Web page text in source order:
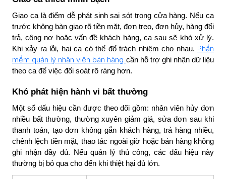
Giao ca là điểm dễ phát sinh sai sót trong cửa hàng. Nếu ca
trước không bàn giao rõ tiền mặt, đơn treo, đơn hủy, hàng đổi
trả, công nợ hoặc vấn đề khách hàng, ca sau sẽ khó xử lý.
Khi xảy ra lỗi, hai ca có thể đổ trách nhiệm cho nhau. Phần
mềm quản lý nhân viên bán hàng cần hỗ trợ ghi nhận dữ liệu
theo ca để việc đối soát rõ ràng hơn.
Khó phát hiện hành vi bất thường
Một số dấu hiệu cần được theo dõi gồm: nhân viên hủy đơn
nhiều bất thường, thường xuyên giảm giá, sửa đơn sau khi
thanh toán, tạo đơn không gắn khách hàng, trả hàng nhiều,
chênh lệch tiền mặt, thao tác ngoài giờ hoặc bán hàng không
ghi nhận đầy đủ. Nếu quản lý thủ công, các dấu hiệu này
thường bị bỏ qua cho đến khi thiệt hại đủ lớn.